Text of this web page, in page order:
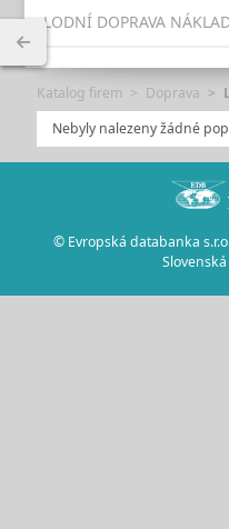
LODNÍ DOPRAVA
Katalog firem Doprava
Nebyly nalezeny žádné
© Evropská databanka